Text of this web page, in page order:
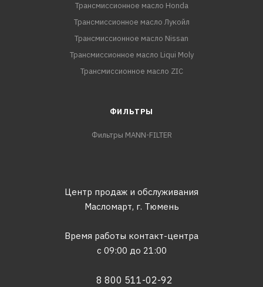
Трансмиссионное масло Honda
Трансмиссионное масло Лукойл
Трансмиссионное масло Nissan
Трансмиссионное масло Liqui Moly
Трансмиссионное масло ZIC
ФИЛЬТРЫ
Фильтры MANN-FILTER
Центр продаж и обслуживания
Масломарт, г. Тюмень
Время работы контакт-центра
с 09:00 до 21:00
8 800 511-02-92